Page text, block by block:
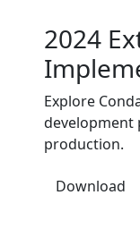
2024
Explore
development
production.
Download